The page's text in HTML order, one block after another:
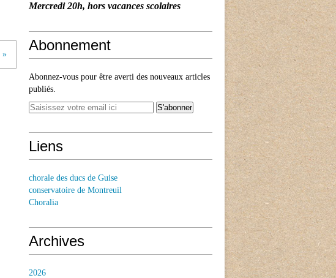
Mercredi 20h, hors vacances scolaires
Abonnement
Abonnez-vous pour être averti des nouveaux articles
publiés.
Liens
chorale des ducs de Guise
conservatoire de Montreuil
Choralia
Archives
2026